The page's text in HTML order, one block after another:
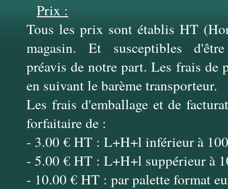
Prix :
Tous les prix sont établis HT
magasin. Et susceptibles
préavis de notre part. Les frais de
en suivant le barème transporteur.
Les frais d'emballage et de
forfaitaire de :
- 3.00 € HT : L+H+l inférieur à
- 5.00 € HT : L+H+l suppérieur à
- 10.00 € HT : par palette format